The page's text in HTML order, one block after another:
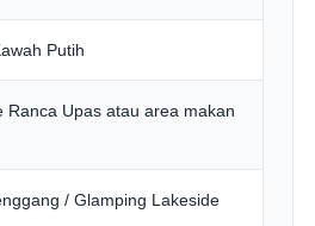
Putih
Ranca Upas atau area makan
/ Glamping Lakeside